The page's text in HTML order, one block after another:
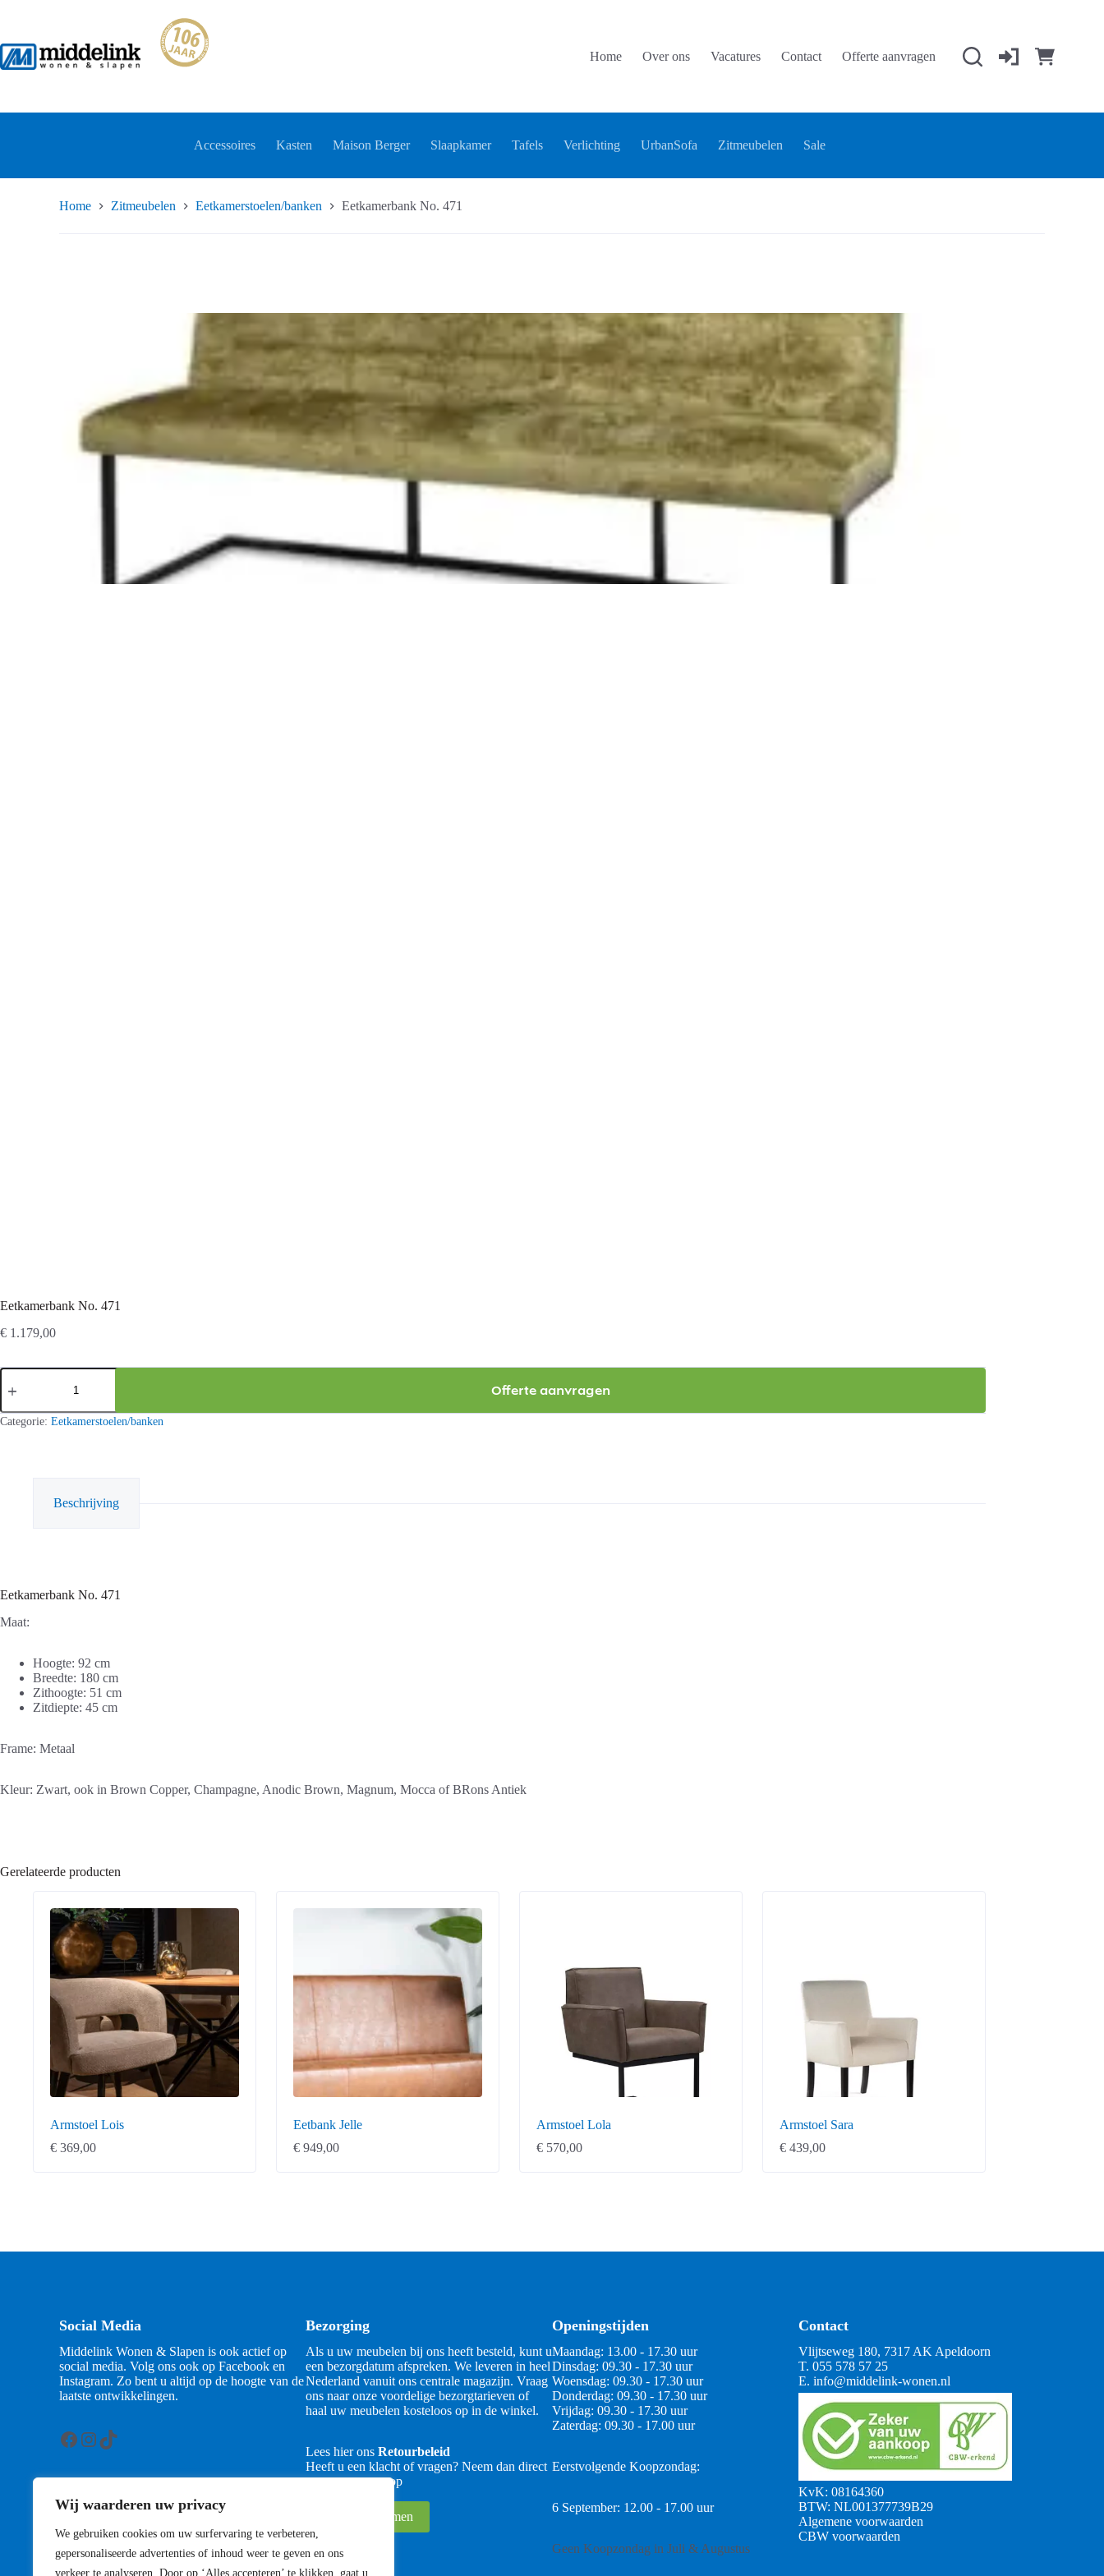
Wij waarderen uw privacy
We gebruiken cookies om uw surfervaring te verbeteren,
gepersonaliseerde advertenties of inhoud weer te geven en ons
verkeer te analyseren. Door op ‘Alles accepteren’ te klikken, gaat u
inhoud
Home Over ons Vacatures Contact Offerte aanvragen
Accessoires Kasten Maison Berger Slaapkamer Tafels Verlichting UrbanSofa Zitmeubelen Sale
Home Zitmeubelen Eetkamerstoelen/banken Eetkamerbank No. 471
Eetkamerbank No. 471
€ 1.179,00
Eetkamerbank
No.
aantal
Offerte aanvragen
Categorie: Eetkamerstoelen/banken
Beschrijving
Eetkamerbank No. 471
Maat:
Hoogte: 92 cm
Breedte: 180 cm
Zithoogte: 51 cm
Zitdiepte: 45 cm
Frame: Metaal
Kleur: Zwart, ook in Brown Copper, Champagne, Anodic Brown, Magnum, Mocca of BRons Antiek
Gerelateerde producten
Armstoel Lois
€ 369,00
Eetbank Jelle
€ 949,00
Armstoel Lola
€ 570,00
Armstoel Sara
€ 439,00
Social Media
Middelink Wonen & Slapen is ook actief op
social media. Volg ons ook op Facebook en
Instagram. Zo bent u altijd op de hoogte van de
laatste ontwikkelingen.
Facebook
Instagram
TikTok
Bezorging
Als u uw meubelen bij ons heeft besteld, kunt u
een bezorgdatum afspreken. We leveren in heel
Nederland vanuit ons centrale magazijn. Vraag
ons naar onze voordelige bezorgtarieven of
haal uw meubelen kosteloos op in de winkel.
Lees hier ons Retourbeleid
Heeft u een klacht of vragen? Neem dan direct
contact met ons op
Contact opnemen
Openingstijden
Maandag: 13.00 - 17.30 uur
Dinsdag: 09.30 - 17.30 uur
Woensdag: 09.30 - 17.30 uur
Donderdag: 09.30 - 17.30 uur
Vrijdag: 09.30 - 17.30 uur
Zaterdag: 09.30 - 17.00 uur
Eerstvolgende Koopzondag:
6 September: 12.00 - 17.00 uur
Geen Koopzondag in Juli & Augustus
Contact
Vlijtseweg 180, 7317 AK Apeldoorn
T. 055 578 57 25
E. info@middelink-wonen.nl
KvK: 08164360
BTW: NL001377739B29
Algemene voorwaarden
CBW voorwaarden